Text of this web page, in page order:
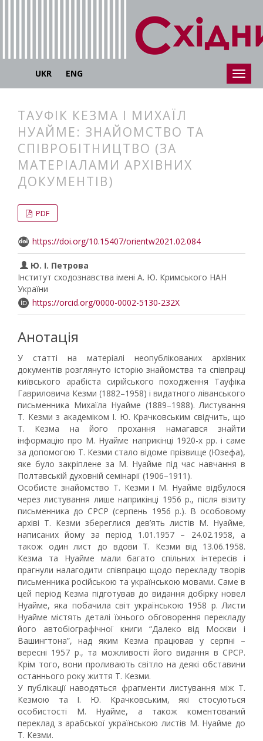
UKR ENG
ТАУФІК КЕЗМА І МИХАЇЛ
НУАЙМЕ: ЗНАЙОМСТВО ТА
СПІВРОБІТНИЦТВО (ЗА
МАТЕРІАЛАМИ АРХІВНИХ
ДОКУМЕНТІВ)
PDF
https://doi.org/10.15407/orientw2021.02.084
Ю. І. Петрова
Інститут сходознавства імені А. Ю. Кримського НАН
України
https://orcid.org/0000-0002-5130-232X
Анотація
У статті на матеріалі неопублікованих архівних
документів розглянуто історію знайомства та співпраці
київського арабіста сирійського походження Тауфіка
Гавриловича Кезми (1882–1958) і видатного ліванського
письменника Михаїла Нуайме (1889–1988). Листування
Т. Кезми з академіком І. Ю. Крачковським свідчить, що
Т. Кезма на його прохання намагався знайти
інформацію про М. Нуайме наприкінці 1920-х рр. і саме
за допомогою Т. Кезми стало відоме прізвище (Юзефа),
яке було закріплене за М. Нуайме під час навчання в
Полтавській духовній семінарії (1906–1911).
Особисте знайомство Т. Кезми і М. Нуайме відбулося
через листування лише наприкінці 1956 р., після візиту
письменника до СРСР (серпень 1956 р.). В особовому
архіві Т. Кезми збереглися дев’ять листів М. Нуайме,
написаних йому за період 1.01.1957 – 24.02.1958, а
також один лист до вдови Т. Кезми від 13.06.1958.
Кезма та Нуайме мали багато спільних інтересів і
прагнули налагодити співпрацю щодо перекладу творів
письменника російською та українською мовами. Саме в
цей період Кезма підготував до видання добірку новел
Нуайме, яка побачила світ українською 1958 р. Листи
Нуайме містять деталі їхнього обговорення перекладу
його автобіографічної книги “Далеко від Москви і
Вашингтона”, над яким Кезма працював у серпні –
вересні 1957 р., та можливості його видання в СРСР.
Крім того, вони проливають світло на деякі обставини
останнього року життя Т. Кезми.
У публікації наводяться фрагменти листування між Т.
Кезмою та І. Ю. Крачковським, які стосуються
особистості М. Нуайме, а також коментований
переклад з арабської українською листів М. Нуайме до
Т. Кезми.